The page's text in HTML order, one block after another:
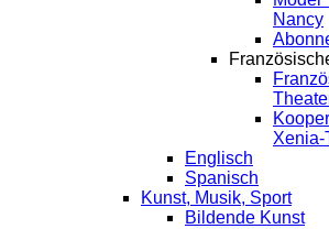
Nancy
Xenia-
Englisch
Spanisch
Kunst, Musik, Sport
Bildende Kunst